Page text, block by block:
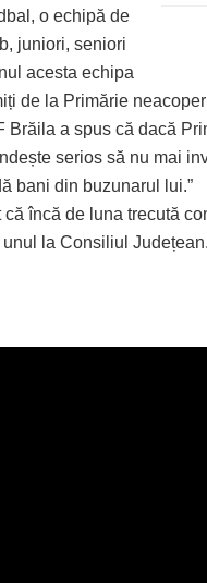
o echipă de
juniori, seniori
acesta echipa
de la Primărie
a spus că dacă
serios să nu mai
bani din buzunarul lui.”
încă de luna trecută
la Consiliul Județean.